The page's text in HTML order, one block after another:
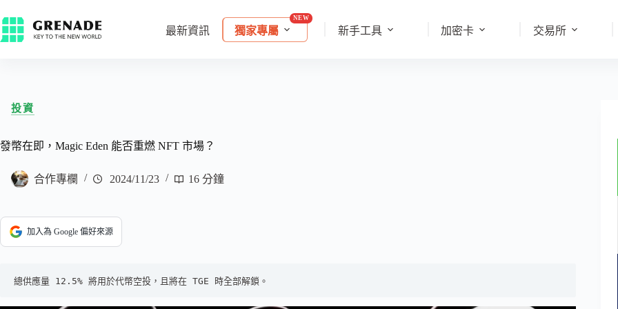
最新資訊 獨家專屬 新手工具 加密卡 交易所
投資
發幣在即，Magic Eden 能否重燃 NFT 市場？
合作專欄 2024/11/23 16 分鐘
加入為 Google 偏好來源
總供應量 12.5% 將用於代幣空投，且將在 TGE 時全部解鎖。